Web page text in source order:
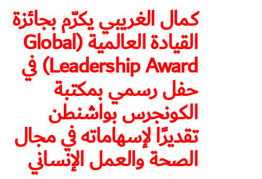
كمال الغريبي يكرّم بجائزة
القيادة العالمية (Global
Leadership Award) في
حفل رسمي بمكتبة
الكونجرس بواشنطن
تقديرًا لإسهاماته في مجال
الصحة والعمل الإنساني